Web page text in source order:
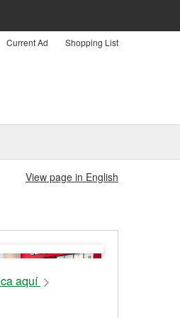
Current Ad Shopping List
View page in English
aquí